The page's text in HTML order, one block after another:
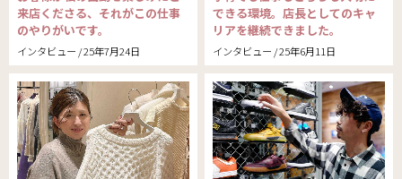
インタビュー / 25年7月24日
来店くださる、それがこの仕事
のやりがいです。
インタビュー / 25年6月11日
できる環境。店長としてのキャ
リアを継続できました。